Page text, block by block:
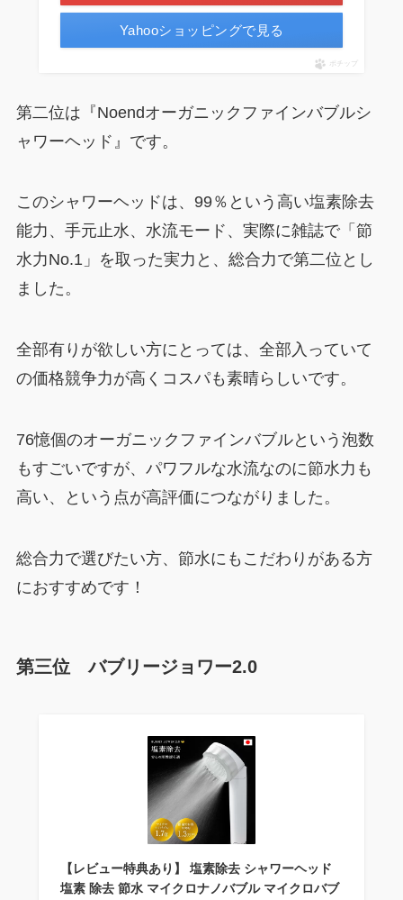
Yahooショッピングで見る
ポチップ
第二位は『Noendオーガニックファインバブルシ
ャワーヘッド』です。
このシャワーヘッドは、99％という高い塩素除去
能力、手元止水、水流モード、実際に雑誌で「節
水力No.1」を取った実力と、総合力で第二位とし
ました。
全部有りが欲しい方にとっては、全部入っていて
の価格競争力が高くコスパも素晴らしいです。
76憶個のオーガニックファインバブルという泡数
もすごいですが、パワフルな水流なのに節水力も
高い、という点が高評価につながりました。
総合力で選びたい方、節水にもこだわりがある方
におすすめです！
第三位 バブリージョワー2.0
【レビュー特典あり】 塩素除去 シャワーヘッド
塩素 除去 節水 マイクロナノバブル マイクロバブ